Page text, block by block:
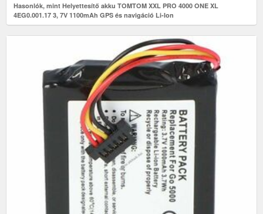
Hasonlók, mint Helyettesítő akku TOMTOM XXL PRO 4000 ONE XL
4EG0.001.17 3, 7V 1100mAh GPS és navigáció Li-Ion